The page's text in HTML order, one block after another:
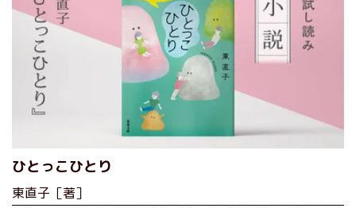
ひとっこひとり
東直子［著］